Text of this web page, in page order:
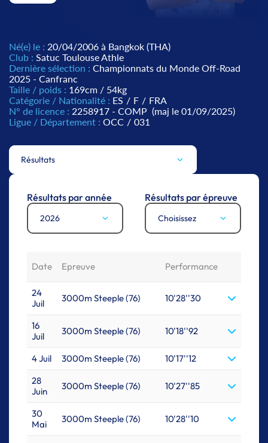
Né(e) le : 20/04/2006 à Bangkok (THA)
Club : Satuc Toulouse Athle
Dernière sélection : Championnats du Monde Off-Road
2025 - Canfranc
Taille / poids : 169cm / 54kg
Catégorie / Nationalité : ES / F / FRA
N° de licence : 2258917 - COMP (maj le 01/09/2025)
Ligue / Département : OCC / 031
Résultats
Résultats par année
2026
Résultats par épreuve
Choisissez
Date Epreuve Performance
24
Juil
3000m Steeple (76) 10'28''30
16
Juil
3000m Steeple (76) 10'18''92
4 Juil 3000m Steeple (76)
10'17''12
28
Juin
3000m Steeple (76) 10'27''85
30
Mai
3000m Steeple (76) 10'28''10